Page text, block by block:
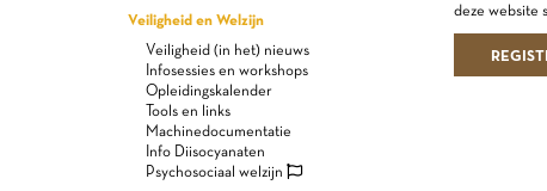
Veiligheid en Welzijn
Veiligheid (in het) nieuws
Infosessies en workshops
Opleidingskalender
Tools en links
Machinedocumentatie
Info Diisocyanaten
Psychosociaal welzijn
deze website